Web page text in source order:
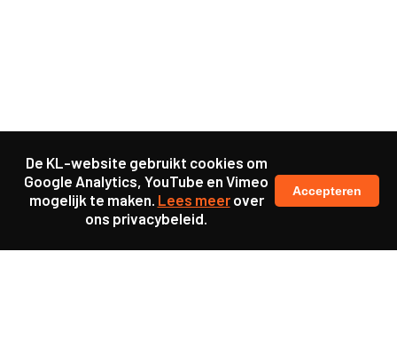
De KL-website gebruikt cookies om
Google Analytics, YouTube en Vimeo
mogelijk te maken. Lees meerover
ons privacybeleid.
Accepteren